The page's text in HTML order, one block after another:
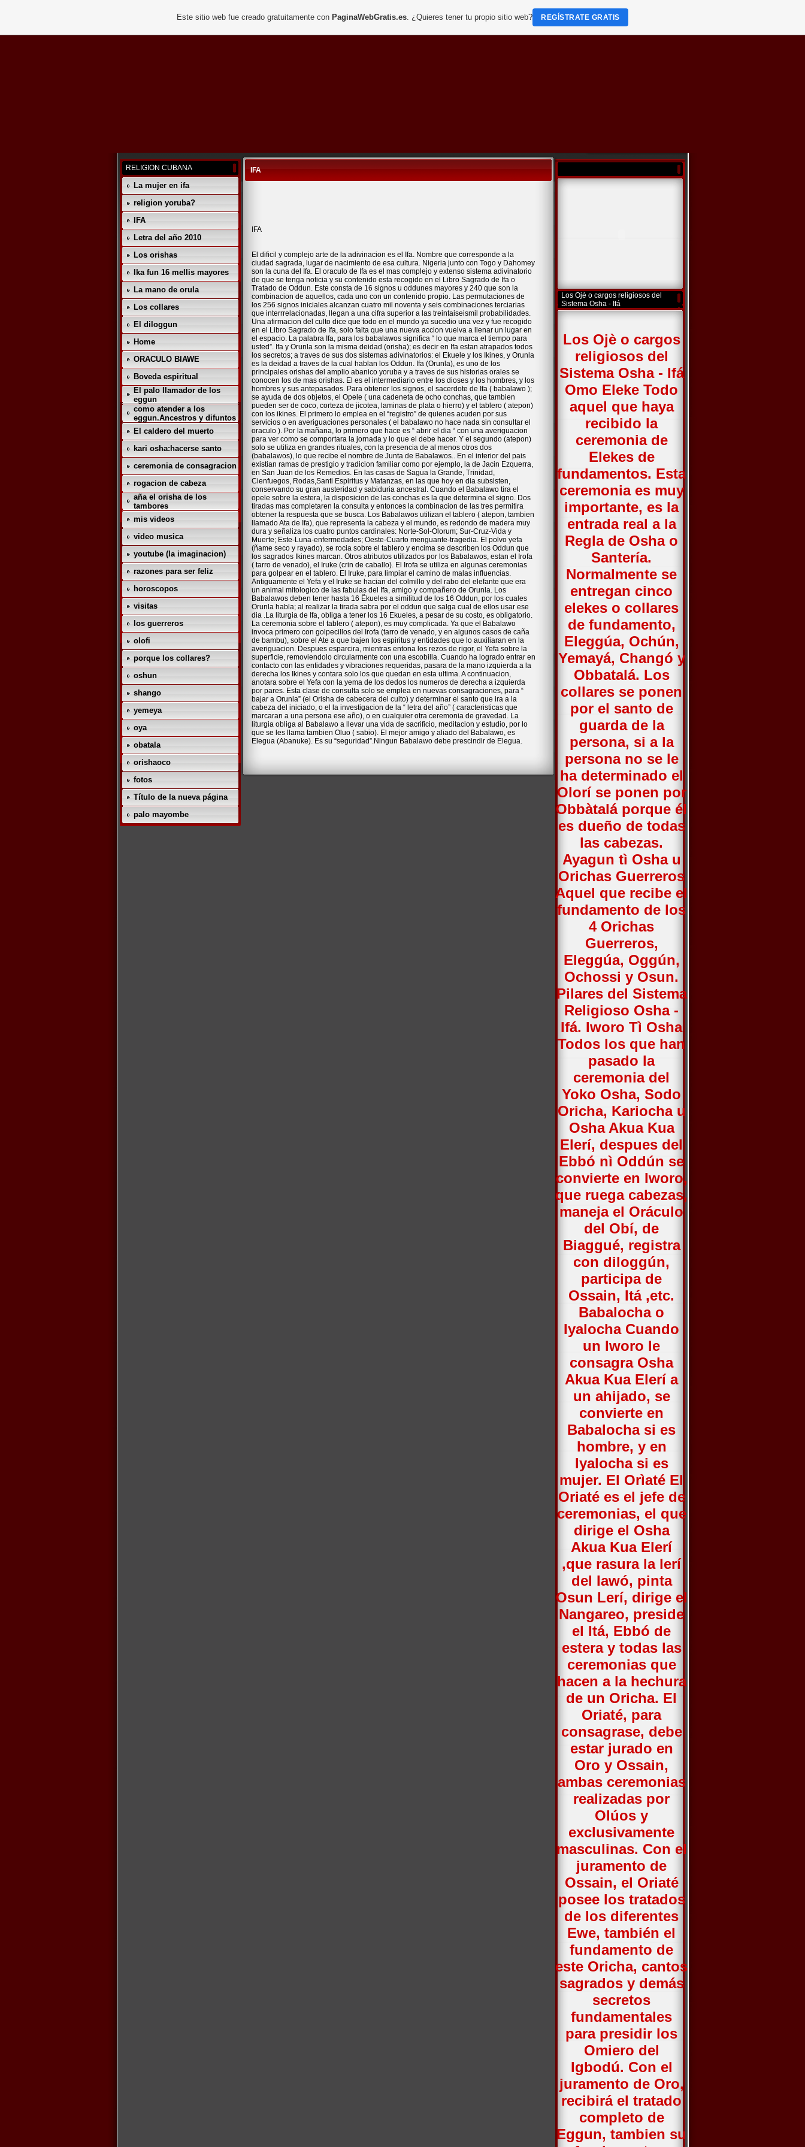
RELIGION CUBANA
La mujer en ifa
religion yoruba?
IFA
Letra del año 2010
Los orishas
Ika fun 16 mellis mayores
La mano de orula
Los collares
El diloggun
Home
ORACULO BIAWE
Boveda espiritual
El palo llamador de los
eggun
como atender a los
eggun.Ancestros y difuntos
El caldero del muerto
kari osha:hacerse santo
ceremonia de consagracion
rogacion de cabeza
aña el orisha de los
tambores
mis videos
video musica
youtube (la imaginacion)
razones para ser feliz
horoscopos
visitas
los guerreros
olofi
porque los collares?
oshun
shango
yemeya
oya
obatala
orishaoco
fotos
Título de la nueva página
palo mayombe
IFA
IFA
El dificil y complejo arte de la adivinacion es el Ifa. Nombre que corresponde a la
ciudad sagrada, lugar de nacimiento de esa cultura. Nigeria junto con Togo y Dahomey
son la cuna del Ifa. El oraculo de Ifa es el mas complejo y extenso sistema adivinatorio
de que se tenga noticia y su contenido esta recogido en el Libro Sagrado de Ifa o
Tratado de Oddun. Este consta de 16 signos u oddunes mayores y 240 que son la
combinacion de aquellos, cada uno con un contenido propio. Las permutaciones de
los 256 signos iniciales alcanzan cuatro mil noventa y seis combinaciones terciarias
que interrrelacionadas, llegan a una cifra superior a las treintaiseismil probabilidades.
Una afirmacion del culto dice que todo en el mundo ya sucedio una vez y fue recogido
en el Libro Sagrado de Ifa, solo falta que una nueva accion vuelva a llenar un lugar en
el espacio. La palabra Ifa, para los babalawos significa “ lo que marca el tiempo para
usted”. Ifa y Orunla son la misma deidad (orisha); es decir en Ifa estan atrapados todos
los secretos; a traves de sus dos sistemas adivinatorios: el Ekuele y los Ikines, y Orunla
es la deidad a traves de la cual hablan los Oddun. Ifa (Orunla), es uno de los
principales orishas del amplio abanico yoruba y a traves de sus historias orales se
conocen los de mas orishas. El es el intermediario entre los dioses y los hombres, y los
hombres y sus antepasados. Para obtener los signos, el sacerdote de Ifa ( babalawo );
se ayuda de dos objetos, el Opele ( una cadeneta de ocho conchas, que tambien
pueden ser de coco, corteza de jicotea, laminas de plata o hierro) y el tablero ( atepon)
con los ikines. El primero lo emplea en el “registro” de quienes acuden por sus
servicios o en averiguaciones personales ( el babalawo no hace nada sin consultar el
oraculo ). Por la mañana, lo primero que hace es “ abrir el dia “ con una averiguacion
para ver como se comportara la jornada y lo que el debe hacer. Y el segundo (atepon)
solo se utiliza en grandes rituales, con la presencia de al menos otros dos
(babalawos), lo que recibe el nombre de Junta de Babalawos.. En el interior del pais
existian ramas de prestigio y tradicion familiar como por ejemplo, la de Jacin Ezquerra,
en San Juan de los Remedios. En las casas de Sagua la Grande, Trinidad,
Cienfuegos, Rodas,Santi Espiritus y Matanzas, en las que hoy en dia subsisten,
conservando su gran austeridad y sabiduria ancestral. Cuando el Babalawo tira el
opele sobre la estera, la disposicion de las conchas es la que determina el signo. Dos
tiradas mas completaren la consulta y entonces la combinacion de las tres permitira
obtener la respuesta que se busca. Los Babalawos utilizan el tablero ( atepon, tambien
llamado Ata de Ifa), que representa la cabeza y el mundo, es redondo de madera muy
dura y señaliza los cuatro puntos cardinales: Norte-Sol-Olorum; Sur-Cruz-Vida y
Muerte; Este-Luna-enfermedades; Oeste-Cuarto menguante-tragedia. El polvo yefa
(ñame seco y rayado), se rocia sobre el tablero y encima se describen los Oddun que
los sagrados Ikines marcan. Otros atributos utilizados por los Babalawos, estan el Irofa
( tarro de venado), el Iruke (crin de caballo). El Irofa se utiliza en algunas ceremonias
para golpear en el tablero. El Iruke, para limpiar el camino de malas influencias.
Antiguamente el Yefa y el Iruke se hacian del colmillo y del rabo del elefante que era
un animal mitologico de las fabulas del Ifa, amigo y compañero de Orunla. Los
Babalawos deben tener hasta 16 Ëkueles a similitud de los 16 Oddun, por los cuales
Orunla habla; al realizar la tirada sabra por el oddun que salga cual de ellos usar ese
dia .La liturgia de Ifa, obliga a tener los 16 Ekueles, a pesar de su costo, es obligatorio.
La ceremonia sobre el tablero ( atepon), es muy complicada. Ya que el Babalawo
invoca primero con golpecillos del Irofa (tarro de venado, y en algunos casos de caña
de bambu), sobre el Ate a que bajen los espiritus y entidades que lo auxiliaran en la
averiguacion. Despues esparcira, mientras entona los rezos de rigor, el Yefa sobre la
superficie, removiendolo circularmente con una escobilla. Cuando ha logrado entrar en
contacto con las entidades y vibraciones requeridas, pasara de la mano izquierda a la
derecha los Ikines y contara solo los que quedan en esta ultima. A continuacion,
anotara sobre el Yefa con la yema de los dedos los numeros de derecha a izquierda
por pares. Esta clase de consulta solo se emplea en nuevas consagraciones, para “
bajar a Orunla” (el Orisha de cabecera del culto) y determinar el santo que ira a la
cabeza del iniciado, o el la investigacion de la “ letra del año” ( caracteristicas que
marcaran a una persona ese año), o en cualquier otra ceremonia de gravedad. La
liturgia obliga al Babalawo a llevar una vida de sacrificio, meditacion y estudio, por lo
que se les llama tambien Oluo ( sabio). El mejor amigo y aliado del Babalawo, es
Elegua (Abanuke). Es su “seguridad”.Ningun Babalawo debe prescindir de Elegua.
Los Ojè o cargos religiosos del
Sistema Osha - Ifá
Los Ojè o cargos
religiosos del
Sistema Osha - Ifá
Omo Eleke Todo
aquel que haya
recibido la
ceremonia de
Elekes de
fundamentos. Esta
ceremonia es muy
importante, es la
entrada real a la
Regla de Osha o
Santería.
Normalmente se
entregan cinco
elekes o collares
de fundamento,
Eleggúa, Ochún,
Yemayá, Changó y
Obbatalá. Los
collares se ponen
por el santo de
guarda de la
persona, si a la
persona no se le
ha determinado el
Olorí se ponen por
Obbàtalá porque él
es dueño de todas
las cabezas.
Ayagun tì Osha u
Orichas Guerreros
Aquel que recibe el
fundamento de los
4 Orichas
Guerreros,
Eleggúa, Oggún,
Ochossi y Osun.
Pilares del Sistema
Religioso Osha -
Ifá. Iworo Tì Osha
Todos los que han
pasado la
ceremonia del
Yoko Osha, Sodo
Oricha, Kariocha u
Osha Akua Kua
Elerí, despues del
Ebbó nì Oddún se
convierte en Iworo,
que ruega cabezas,
maneja el Oráculo
del Obí, de
Biaggué, registra
con diloggún,
participa de
Ossain, Itá ,etc.
Babalocha o
Iyalocha Cuando
un Iworo le
consagra Osha
Akua Kua Elerí a
un ahijado, se
convierte en
Babalocha si es
hombre, y en
Iyalocha si es
mujer. El Orìaté El
Oriaté es el jefe de
ceremonias, el que
dirige el Osha
Akua Kua Elerí
,que rasura la lerí
del Iawó, pinta
Osun Lerí, dirige el
Nangareo, preside
el Itá, Ebbó de
estera y todas las
ceremonias que
hacen a la hechura
de un Oricha. El
Oriaté, para
consagrase, debe
estar jurado en
Oro y Ossain,
ambas ceremonias
realizadas por
Olúos y
exclusivamente
masculinas. Con el
juramento de
Ossain, el Oriaté
posee los tratados
de los diferentes
Ewe, también el
fundamento de
este Oricha, cantos
sagrados y demás
secretos
fundamentales
para presidir los
Omiero del
Igbodú. Con el
juramento de Oro,
recibirá el tratado
completo de
Eggun, tambien su
Este sitio web fue creado gratuitamente con PaginaWebGratis.es. ¿Quieres tener tu propio sitio web? REGÍSTRATE GRATIS